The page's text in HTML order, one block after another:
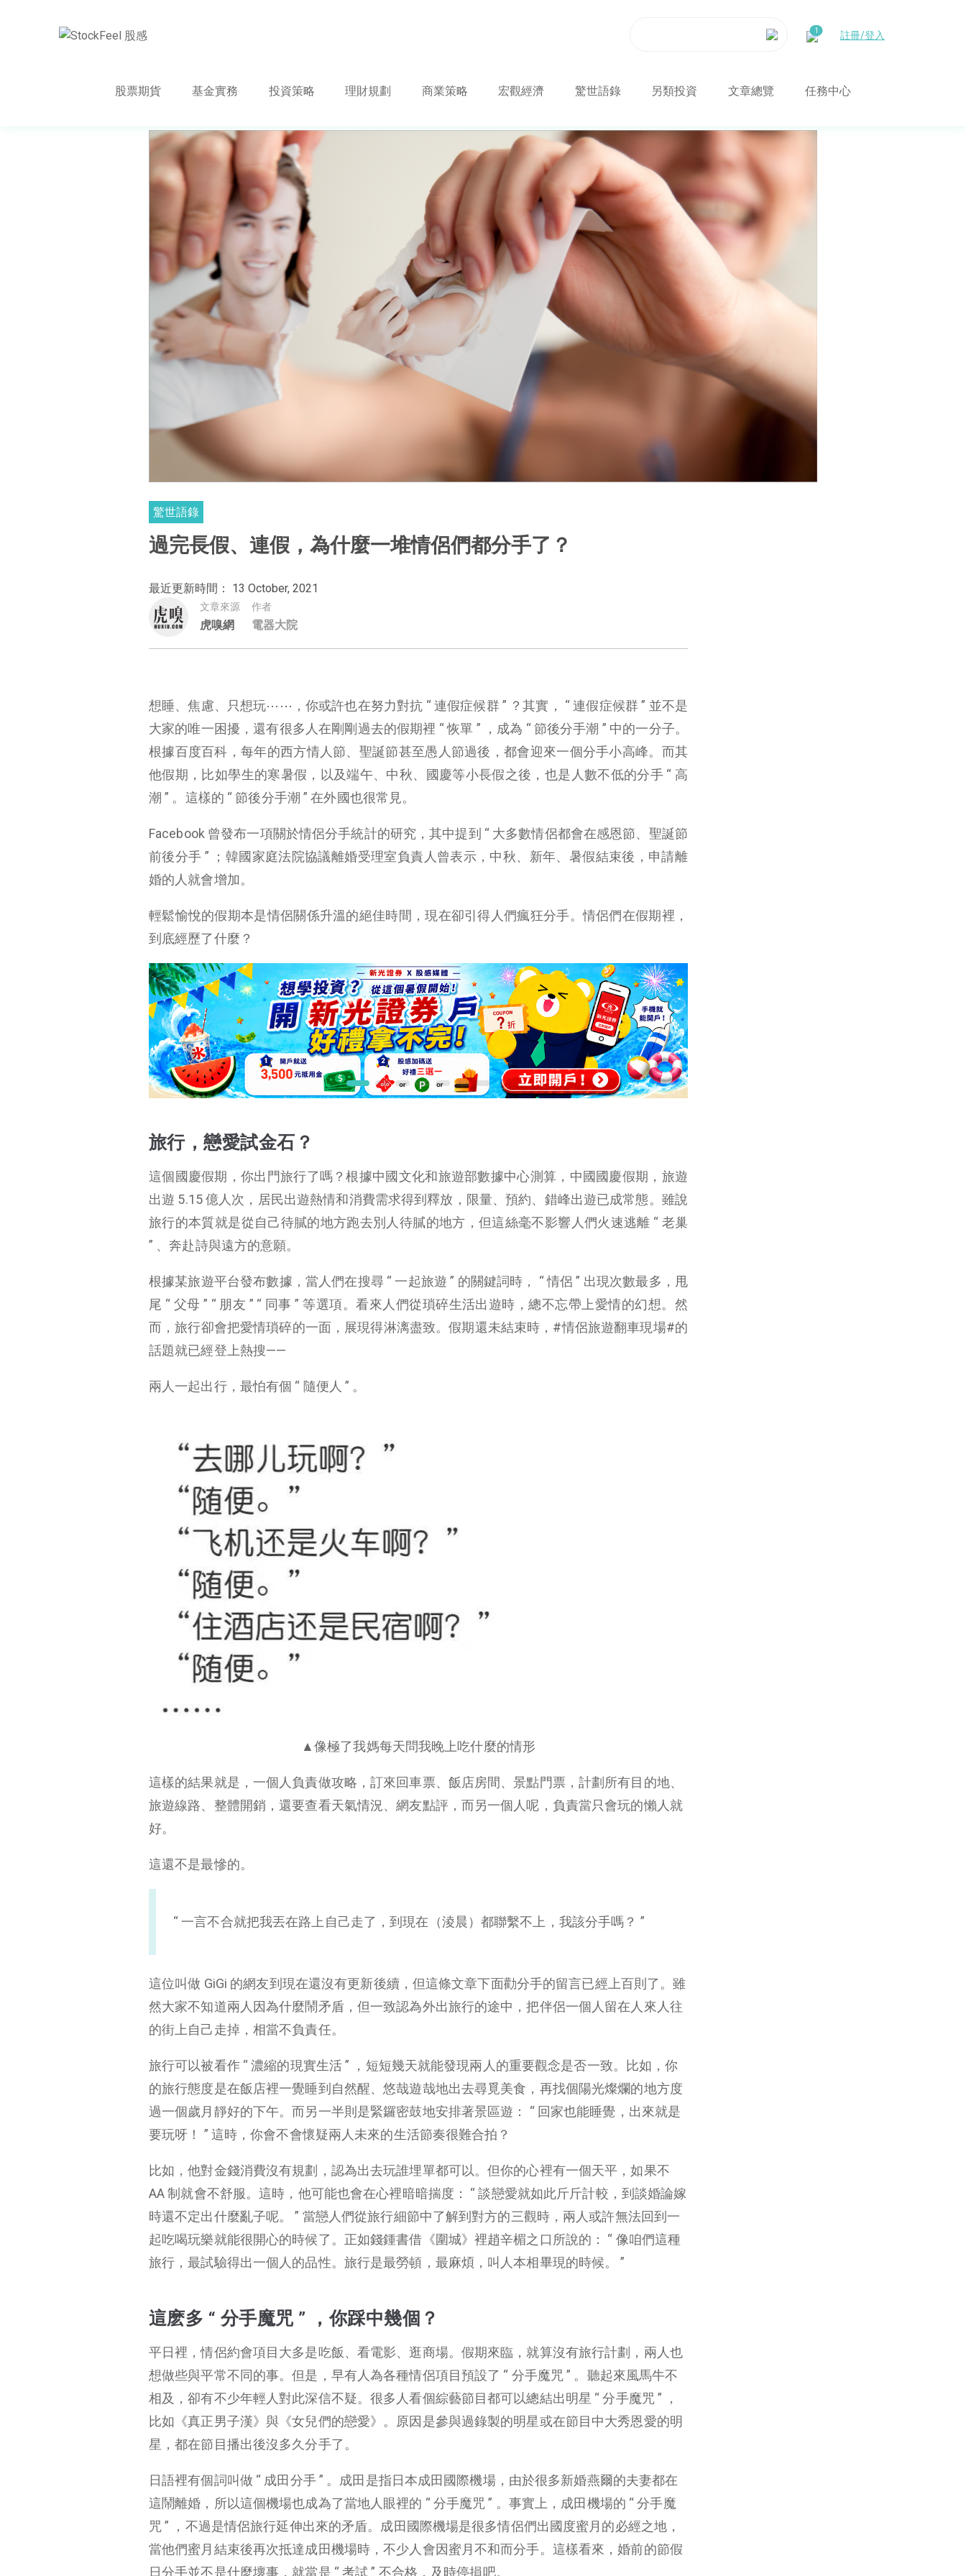
註冊/登入
股票期貨 基金實務 投資策略 理財規劃 商業策略 宏觀經濟 驚世語錄 另類投資 文章總覽 任務中心
驚世語錄
過完長假、連假，為什麼一堆情侶們都分手了？
最近更新時間： 13 October, 2021
文章來源
虎嗅網
作者
電器大院
想睡、焦慮、只想玩⋯⋯，你或許也在努力對抗 “ 連假症候群 ” ？其實， “ 連假症候群 ” 並不是
大家的唯一困擾，還有很多人在剛剛過去的假期裡 “ 恢單 ” ，成為 “ 節後分手潮 ” 中的一分子。
根據百度百科，每年的西方情人節、聖誕節甚至愚人節過後，都會迎來一個分手小高峰。而其
他假期，比如學生的寒暑假，以及端午、中秋、國慶等小長假之後，也是人數不低的分手 “ 高
潮 ” 。這樣的 “ 節後分手潮 ” 在外國也很常見。
Facebook 曾發布一項關於情侶分手統計的研究，其中提到 “ 大多數情侶都會在感恩節、聖誕節
前後分手 ” ；韓國家庭法院協議離婚受理室負責人曾表示，中秋、新年、暑假結束後，申請離
婚的人就會增加。
輕鬆愉悅的假期本是情侶關係升溫的絕佳時間，現在卻引得人們瘋狂分手。情侶們在假期裡，
到底經歷了什麼？
旅行，戀愛試金石？
這個國慶假期，你出門旅行了嗎？根據中國文化和旅遊部數據中心測算，中國國慶假期，旅遊
出遊 5.15 億人次，居民出遊熱情和消費需求得到釋放，限量、預約、錯峰出遊已成常態。雖說
旅行的本質就是從自己待膩的地方跑去別人待膩的地方，但這絲毫不影響人們火速逃離 “ 老巢
” 、奔赴詩與遠方的意願。
根據某旅遊平台發布數據，當人們在搜尋 “ 一起旅遊 ” 的關鍵詞時， “ 情侶 ” 出現次數最多，甩
尾 “ 父母 ” “ 朋友 ” “ 同事 ” 等選項。看來人們從瑣碎生活出遊時，總不忘帶上愛情的幻想。然
而，旅行卻會把愛情瑣碎的一面，展現得淋漓盡致。假期還未結束時，#情侶旅遊翻車現場#的
話題就已經登上熱搜——
兩人一起出行，最怕有個 “ 隨便人 ” 。
▲像極了我媽每天問我晚上吃什麼的情形
這樣的結果就是，一個人負責做攻略，訂來回車票、飯店房間、景點門票，計劃所有目的地、
旅遊線路、整體開銷，還要查看天氣情況、網友點評，而另一個人呢，負責當只會玩的懶人就
好。
這還不是最慘的。
“ 一言不合就把我丟在路上自己走了，到現在（淩晨）都聯繫不上，我該分手嗎？ ”
這位叫做 GiGi 的網友到現在還沒有更新後續，但這條文章下面勸分手的留言已經上百則了。雖
然大家不知道兩人因為什麼鬧矛盾，但一致認為外出旅行的途中，把伴侶一個人留在人來人往
的街上自己走掉，相當不負責任。
旅行可以被看作 “ 濃縮的現實生活 ” ，短短幾天就能發現兩人的重要觀念是否一致。比如，你
的旅行態度是在飯店裡一覺睡到自然醒、悠哉遊哉地出去尋覓美食，再找個陽光燦爛的地方度
過一個歲月靜好的下午。而另一半則是緊鑼密鼓地安排著景區遊： “ 回家也能睡覺，出來就是
要玩呀！ ” 這時，你會不會懷疑兩人未來的生活節奏很難合拍？
比如，他對金錢消費沒有規劃，認為出去玩誰埋單都可以。但你的心裡有一個天平，如果不
AA 制就會不舒服。這時，他可能也會在心裡暗暗揣度： “ 談戀愛就如此斤斤計較，到談婚論嫁
時還不定出什麼亂子呢。 ” 當戀人們從旅行細節中了解到對方的三觀時，兩人或許無法回到一
起吃喝玩樂就能很開心的時候了。正如錢鍾書借《圍城》裡趙辛楣之口所說的： “ 像咱們這種
旅行，最試驗得出一個人的品性。旅行是最勞頓，最麻煩，叫人本相畢現的時候。 ”
這麽多 “ 分手魔咒 ” ，你踩中幾個？
平日裡，情侶約會項目大多是吃飯、看電影、逛商場。假期來臨，就算沒有旅行計劃，兩人也
想做些與平常不同的事。但是，早有人為各種情侶項目預設了 “ 分手魔咒 ” 。聽起來風馬牛不
相及，卻有不少年輕人對此深信不疑。很多人看個綜藝節目都可以總結出明星 “ 分手魔咒 ” ，
比如《真正男子漢》與《女兒們的戀愛》。原因是參與過錄製的明星或在節目中大秀恩愛的明
星，都在節目播出後沒多久分手了。
日語裡有個詞叫做 “ 成田分手 ” 。成田是指日本成田國際機場，由於很多新婚燕爾的夫妻都在
這鬧離婚，所以這個機場也成為了當地人眼裡的 “ 分手魔咒 ” 。事實上，成田機場的 “ 分手魔
咒 ” ，不過是情侶旅行延伸出來的矛盾。成田國際機場是很多情侶們出國度蜜月的必經之地，
當他們蜜月結束後再次抵達成田機場時，不少人會因蜜月不和而分手。這樣看來，婚前的節假
日分手並不是什麼壞事，就當是 “ 考試 ” 不合格，及時停損吧。